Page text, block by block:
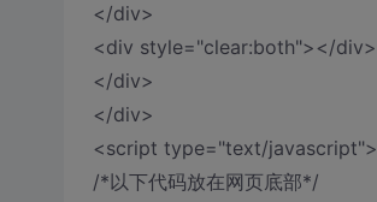
</div>
<div style="clear:both"></div>
</div>
</div>
<script type="text/javascript">
/*以下代码放在网页底部*/